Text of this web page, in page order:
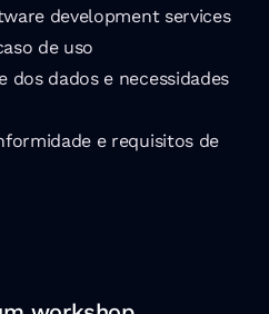
development services
de uso
dos dados e necessidades
e requisitos de